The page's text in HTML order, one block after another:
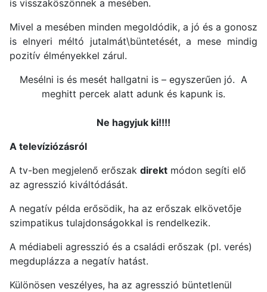
is visszaköszönnek a mesében.
Mivel a mesében minden megoldódik, a jó és a gonosz
is elnyeri méltó jutalmát\büntetését, a mese mindig
pozitív élményekkel zárul.
Mesélni is és mesét hallgatni is – egyszerűen jó. A
meghitt percek alatt adunk és kapunk is.
Ne hagyjuk ki!!!!
A televíziózásról
A tv-ben megjelenő erőszak direkt módon segíti elő
az agresszió kiváltódását.
A negatív példa erősödik, ha az erőszak elkövetője
szimpatikus tulajdonságokkal is rendelkezik.
A médiabeli agresszió és a családi erőszak (pl. verés)
megduplázza a negatív hatást.
Különösen veszélyes, ha az agresszió büntetlenül